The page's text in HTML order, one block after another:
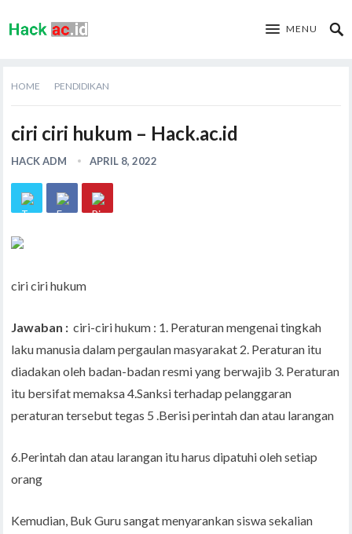
MENU
HOME PENDIDIKAN
ciri ciri hukum – Hack.ac.id
HACK ADM APRIL 8, 2022
ciri ciri hukum
Jawaban : ciri-ciri hukum : 1. Peraturan mengenai tingkah
laku manusia dalam pergaulan masyarakat 2. Peraturan itu
diadakan oleh badan-badan resmi yang berwajib 3. Peraturan
itu bersifat memaksa 4.Sanksi terhadap pelanggaran
peraturan tersebut tegas 5 .Berisi perintah dan atau larangan
6.Perintah dan atau larangan itu harus dipatuhi oleh setiap
orang
Kemudian, Buk Guru sangat menyarankan siswa sekalian